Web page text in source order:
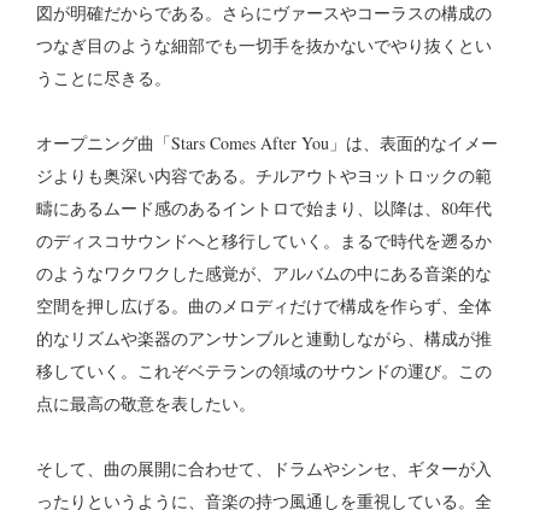
図が明確だからである。さらにヴァースやコーラスの構成の
つなぎ目のような細部でも一切手を抜かないでやり抜くとい
うことに尽きる。
オープニング曲「Stars Comes After You」は、表面的なイメー
ジよりも奥深い内容である。チルアウトやヨットロックの範
疇にあるムード感のあるイントロで始まり、以降は、80年代
のディスコサウンドへと移行していく。まるで時代を遡るか
のようなワクワクした感覚が、アルバムの中にある音楽的な
空間を押し広げる。曲のメロディだけで構成を作らず、全体
的なリズムや楽器のアンサンブルと連動しながら、構成が推
移していく。これぞベテランの領域のサウンドの運び。この
点に最高の敬意を表したい。
そして、曲の展開に合わせて、ドラムやシンセ、ギターが入
ったりというように、音楽の持つ風通しを重視している。全